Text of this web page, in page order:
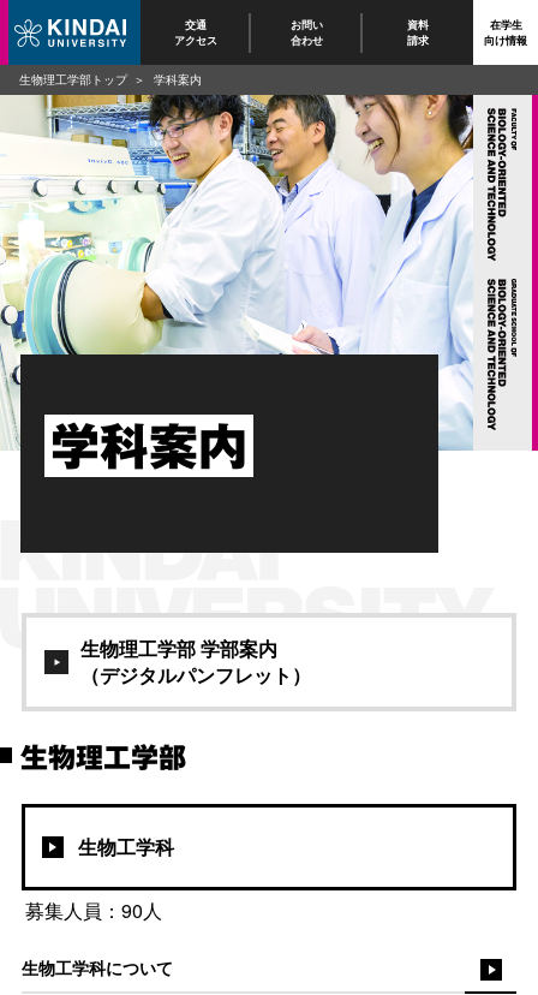
交通
アクセス
お問い
合わせ
資料
請求
在学生
向け情報
学科案内
生物理工学部 学部案内
（デジタルパンフレット）
生物理工学部
生物工学科
募集人員：90人
生物工学科について
生物理工学部トップ 学科案内